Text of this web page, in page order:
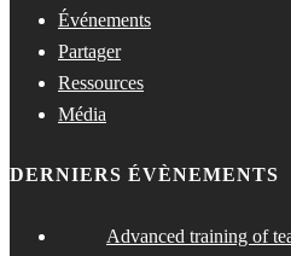
Événements
Partager
Ressources
Média
DERNIERS ÉVÈNEMENTS
Advanced training of